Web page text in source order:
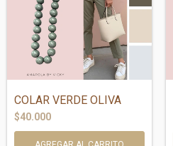
COLAR VERDE OLIVA
$40.000